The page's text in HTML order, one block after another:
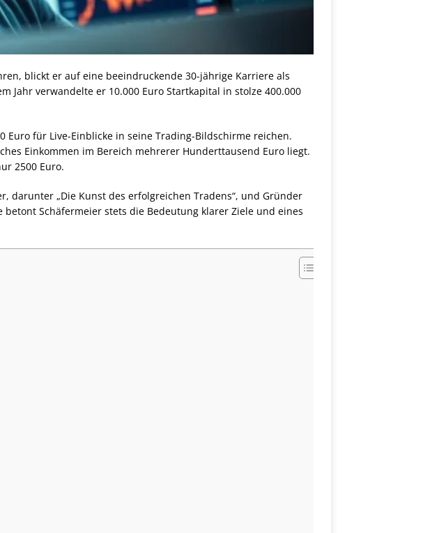
blickt er auf eine beeindruckende 30-jährige Karriere als
Jahr verwandelte er 10.000 Euro Startkapital in stolze 400.000
Euro für Live-Einblicke in seine Trading-Bildschirme reichen.
Einkommen im Bereich mehrerer Hunderttausend Euro liegt.
2500 Euro.
darunter „Die Kunst des erfolgreichen Tradens“, und Gründer
betont Schäfermeier stets die Bedeutung klarer Ziele und eines